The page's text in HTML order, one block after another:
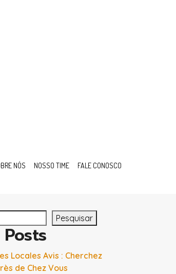
NÓS NOSSO TIME FALE CONOSCO
Pesquisar
Locales Avis : Cherchez
de Chez Vous